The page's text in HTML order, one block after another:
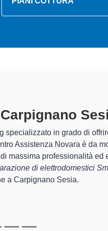
Carpignano
di garantire al cliente
del tuo
sono in grado di fornire